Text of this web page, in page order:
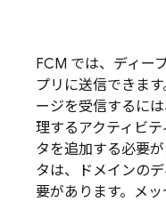
FCM では、ディー
プリに送信できま
ージを受信するに
理するアクティビ
タを追加する必要
タは、ドメインの
要があります。メ